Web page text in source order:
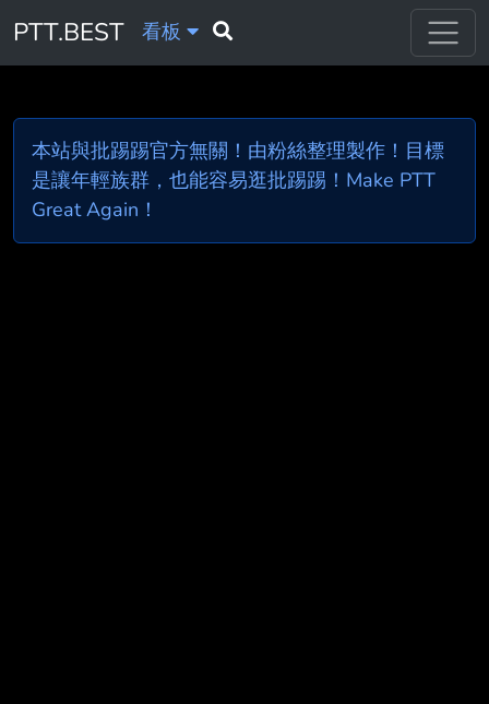
PTT.BEST 看板
本站與批踢踢官方無關！由粉絲整理製作！目標
是讓年輕族群，也能容易逛批踢踢！Make PTT
Great Again！